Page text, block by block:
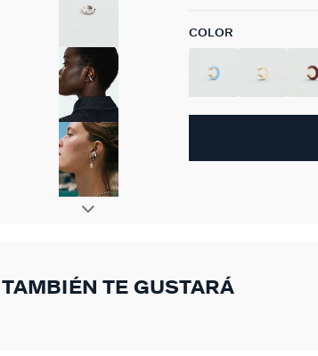
COLOR
TAMBIÉN TE GUSTARÁ